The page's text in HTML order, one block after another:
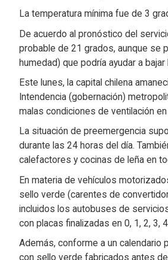
La temperatura mínima fue de 3
De acuerdo al pronóstico del
probable de 21 grados, aunque se
humedad) que podría ayudar a
Este lunes, la capital chilena
Intendencia (gobernación)
malas condiciones de ventilación en
La situación de preemergencia
durante las 24 horas del día.
calefactores y cocinas de leña en
En materia de vehículos
sello verde (carentes de
incluidos los autobuses de
con placas finalizadas en 0, 1, 2, 3,
Además, conforme a un calendario
con sello verde fabricados antes